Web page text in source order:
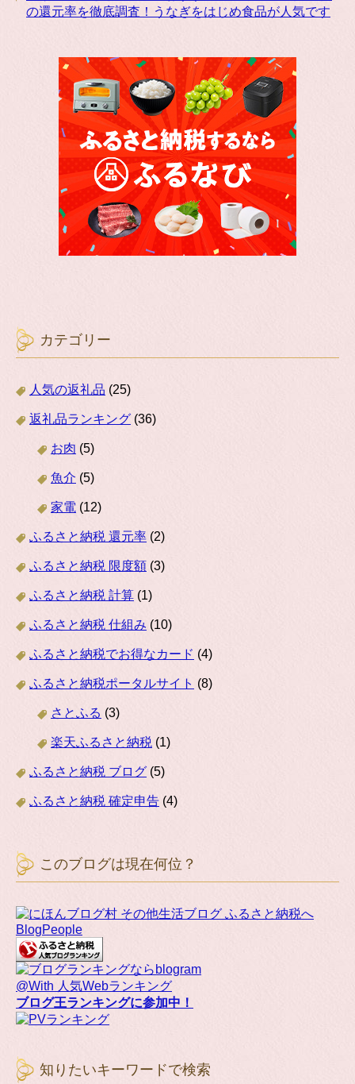
の還元率を徹底調査！うなぎをはじめ食品が人気です
カテゴリー
人気の返礼品 (25)
返礼品ランキング (36)
お肉 (5)
魚介 (5)
家電 (12)
ふるさと納税 還元率 (2)
ふるさと納税 限度額 (3)
ふるさと納税 計算 (1)
ふるさと納税 仕組み (10)
ふるさと納税でお得なカード (4)
ふるさと納税ポータルサイト (8)
さとふる (3)
楽天ふるさと納税 (1)
ふるさと納税 ブログ (5)
ふるさと納税 確定申告 (4)
このブログは現在何位？
BlogPeople
@With 人気Webランキング
ブログ王ランキングに参加中！
知りたいキーワードで検索